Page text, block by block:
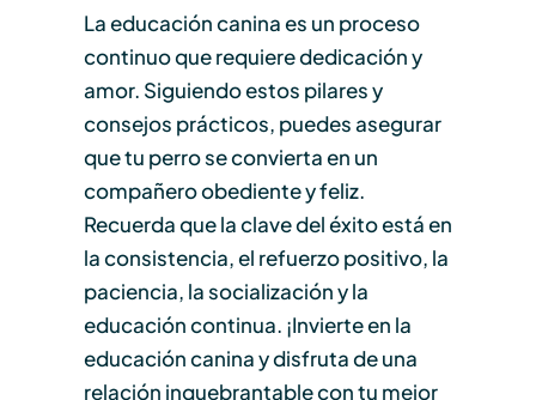
La educación canina es un proceso
continuo que requiere dedicación y
amor. Siguiendo estos pilares y
consejos prácticos, puedes asegurar
que tu perro se convierta en un
compañero obediente y feliz.
Recuerda que la clave del éxito está en
la consistencia, el refuerzo positivo, la
paciencia, la socialización y la
educación continua. ¡Invierte en la
educación canina y disfruta de una
relación inquebrantable con tu mejor